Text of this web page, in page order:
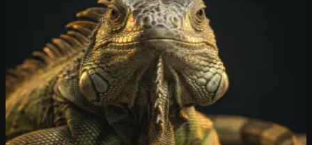
generaties kantoormedewerkers.
De groene leguaan wordt in gevangenschap 15 tot 20 jaar oud.
Langer dan bijna elke andere hagedis. Een leguaan die vandaag bij
u binnenkomt, ziet u bij uw pensioen nog steeds.
iGuana iDM volgt dezelfde logica. Notariele akten bewaart u 30
jaar, medische dossiers 30 jaar, bouwplannen 30 jaar. Onze retentie-
schema's houden documenten beschikbaar zolang de wet het vereist,
en vernietigen ze automatisch zodra dat niet meer mag. U vergeet
het, wij niet.